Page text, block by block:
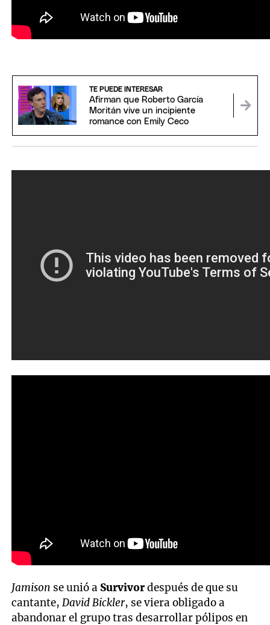
TE PUEDE INTERESAR
Afirman que Roberto García
Moritán vive un incipiente
romance con Emily Ceco
Jamison se unió a Survivordespués de que su
cantante,David Bickler, se viera obligado a
abandonar el grupo tras desarrollar pólipos en